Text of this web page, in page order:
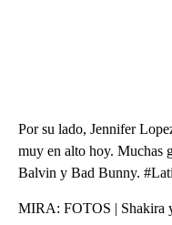
Por su lado, Jennifer
muy en alto hoy. Muchas
Balvin y Bad Bunny.
MIRA: FOTOS | Shakira